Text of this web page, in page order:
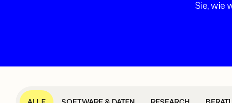
Sie, wie